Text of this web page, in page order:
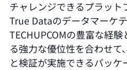
チャレンジできるプラット
True Dataのデータマーケ
TECHUPCOMの豊富な経
る強力な優位性を合わせ
と検証が実施できるパッケ